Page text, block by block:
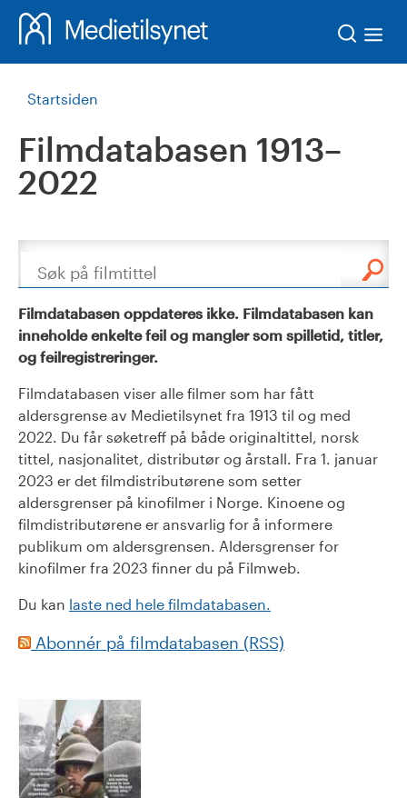
Startsiden
Filmdatabasen 1913–
2022
Søk
Filmdatabasen oppdateres ikke. Filmdatabasen kan
inneholde enkelte feil og mangler som spilletid, titler,
og feilregistreringer.
Filmdatabasen viser alle filmer som har fått
aldersgrense av Medietilsynet fra 1913 til og med
2022. Du får søketreff på både originaltittel, norsk
tittel, nasjonalitet, distributør og årstall. Fra 1. januar
2023 er det filmdistributørene som setter
aldersgrenser på kinofilmer i Norge. Kinoene og
filmdistributørene er ansvarlig for å informere
publikum om aldersgrensen. Aldersgrenser for
kinofilmer fra 2023 finner du på Filmweb.
Du kan laste ned hele filmdatabasen.
Abonnér på filmdatabasen (RSS)